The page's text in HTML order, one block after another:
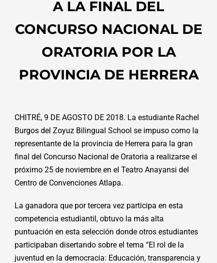
A LA FINAL DEL
CONCURSO NACIONAL DE
ORATORIA POR LA
PROVINCIA DE HERRERA
CHITRÉ, 9 DE AGOSTO DE 2018. La estudiante Rachel
Burgos del Zoyuz Bilingual School se impuso como la
representante de la provincia de Herrera para la gran
final del Concurso Nacional de Oratoria a realizarse el
próximo 25 de noviembre en el Teatro Anayansi del
Centro de Convenciones Atlapa.
La ganadora que por tercera vez participa en esta
competencia estudiantil, obtuvo la más alta
puntuación en esta selección donde otros estudiantes
participaban disertando sobre el tema “El rol de la
juventud en la democracia: Educación, transparencia y